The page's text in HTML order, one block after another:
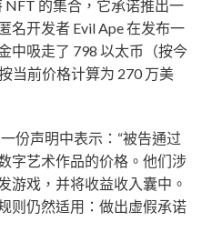
NFT 的集合，它承诺推出一
名开发者 Evil Ape 在发布一
中吸走了 798 以太币（按今
当前价格计算为 270 万美
份声明中表示：“被告通过
字艺术作品的价格。他们涉
游戏，并将收益收入囊中。
则仍然适用：做出虚假承诺